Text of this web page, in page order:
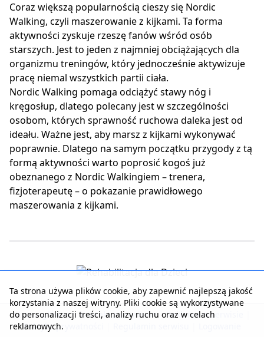
Coraz większą popularnością cieszy się Nordic
Walking, czyli maszerowanie z kijkami. Ta forma
aktywności zyskuje rzeszę fanów wśród osób
starszych. Jest to jeden z najmniej obciążających dla
organizmu treningów, który jednocześnie aktywizuje
pracę niemal wszystkich partii ciała.
Nordic Walking pomaga odciążyć stawy nóg i
kręgosłup, dlatego polecany jest w szczególności
osobom, których sprawność ruchowa daleka jest od
ideału. Ważne jest, aby marsz z kijkami wykonywać
poprawnie. Dlatego na samym początku przygody z tą
formą aktywności warto poprosić kogoś już
obeznanego z Nordic Walkingiem – trenera,
fizjoterapeutę – o pokazanie prawidłowego
maszerowania z kijkami.
Strona główna | Kontakt z serwisem | Reklama w serwisie
Polityka prywatności
Ta strona używa plików cookie, aby zapewnić najlepszą jakość
korzystania z naszej witryny. Pliki cookie są wykorzystywane
do personalizacji treści, analizy ruchu oraz w celach
reklamowych.